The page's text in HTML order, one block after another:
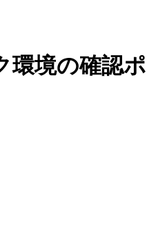
環境の確認ポ